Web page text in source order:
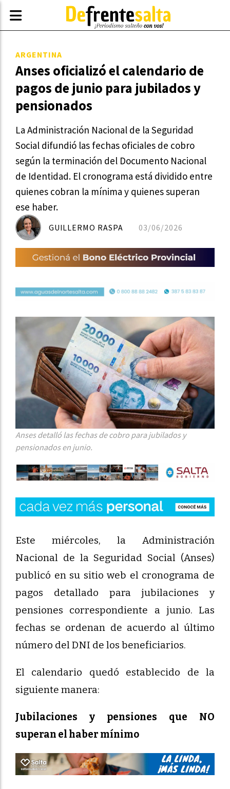
Anses oficializó el calendario de
pagos de junio para jubilados y
pensionados
La Administración Nacional de la Seguridad
Social difundió las fechas oficiales de cobro
según la terminación del Documento Nacional
de Identidad. El cronograma está dividido entre
quienes cobran la mínima y quienes superan
ese haber.
ARGENTINA
03/06/2026
GUILLERMO RASPA
Anses detalló las fechas de cobro para jubilados y
pensionados en junio.
Este miércoles, la Administración
Nacional de la Seguridad Social (Anses)
publicó en su sitio web el cronograma de
pagos detallado para jubilaciones y
pensiones correspondiente a junio. Las
fechas se ordenan de acuerdo al último
número del DNI de los beneficiarios.
El calendario quedó establecido de la
siguiente manera:
Jubilaciones y pensiones que NO
superan el haber mínimo